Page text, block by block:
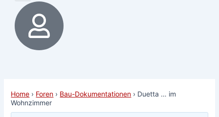
Home › Foren › Bau-Dokumentationen › Duetta … im
Wohnzimmer